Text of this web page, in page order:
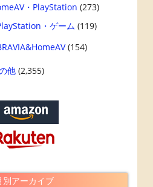
・PlayStation (273)
・ゲーム (119)
(154)
他(2,355)
別アーカイブ